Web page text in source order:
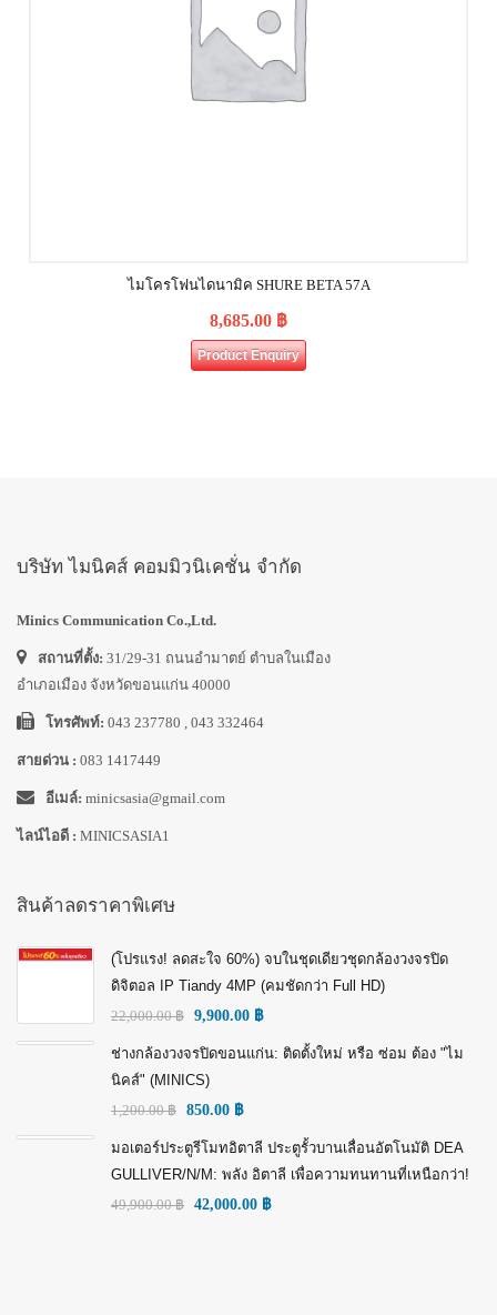
ไมโครโฟนไดนามิค SHURE BETA 57A
8,685.00 ฿
Product Enquiry
บริษัท ไมนิคส์ คอมมิวนิเคชั่น จำกัด
Minics Communication Co.,Ltd.
สถานที่ตั้ง: 31/29-31 ถนนอำมาตย์ ตำบลในเมือง
อำเภอเมือง จังหวัดขอนแก่น 40000
โทรศัพท์: 043 237780 , 043 332464
สายด่วน : 083 1417449
อีเมล์: minicsasia@gmail.com
ไลน์ไอดี : MINICSASIA1
สินค้าลดราคาพิเศษ
(โปรแรง! ลดสะใจ 60%) จบในชุดเดียวชุดกล้องวงจรปิด
ดิจิตอล IP Tiandy 4MP (คมชัดกว่า Full HD)
22,000.00฿ 9,900.00 ฿
ช่างกล้องวงจรปิดขอนแก่น: ติดตั้งใหม่ หรือ ซ่อม ต้อง "ไม
นิคส์" (MINICS)
1,200.00฿ 850.00 ฿
มอเตอร์ประตูรีโมทอิตาลี ประตูรั้วบานเลื่อนอัตโนมัติ DEA
GULLIVER/N/M: พลัง อิตาลี เพื่อความทนทานที่เหนือกว่า!
49,900.00฿ 42,000.00 ฿